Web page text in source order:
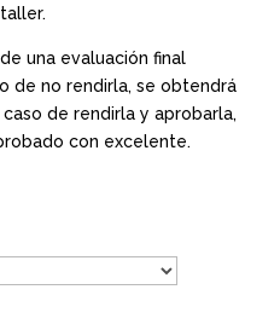
una evaluación final
de no rendirla, se obtendrá
caso de rendirla y aprobarla,
con excelente.